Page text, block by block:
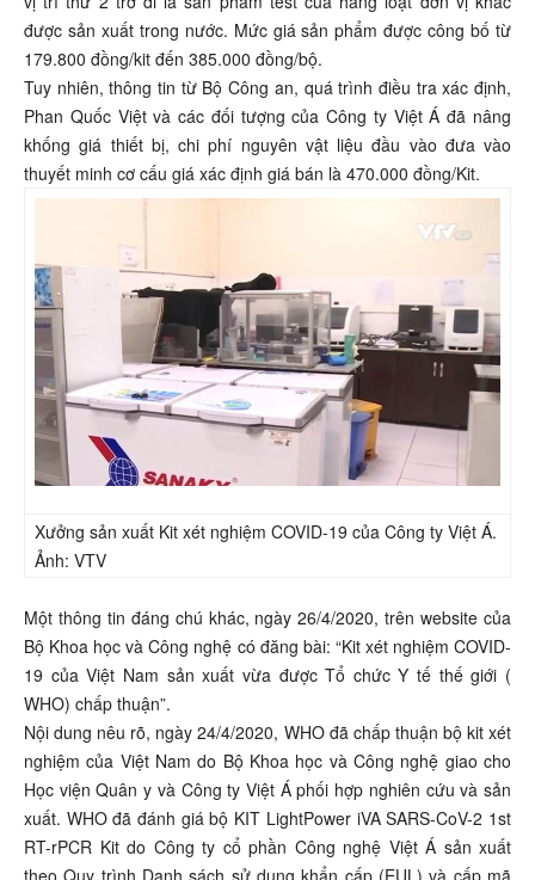
được sản xuất trong nước. Mức giá sản phẩm được công bố từ
179.800 đồng/kit đến 385.000 đồng/bộ.
Tuy nhiên, thông tin từ Bộ Công an, quá trình điều tra xác định,
Phan Quốc Việt và các đối tượng của Công ty Việt Á đã nâng
khống giá thiết bị, chi phí nguyên vật liệu đầu vào đưa vào
thuyết minh cơ cấu giá xác định giá bán là 470.000 đồng/Kit.
Xưởng sản xuất Kit xét nghiệm COVID-19 của Công ty Việt Á.
Ảnh: VTV
Một thông tin đáng chú khác, ngày 26/4/2020, trên website của
Bộ Khoa học và Công nghệ có đăng bài: “Kit xét nghiệm COVID-
19 của Việt Nam sản xuất vừa được Tổ chức Y tế thế giới (
WHO) chấp thuận”.
Nội dung nêu rõ, ngày 24/4/2020, WHO đã chấp thuận bộ kit xét
nghiệm của Việt Nam do Bộ Khoa học và Công nghệ giao cho
Học viện Quân y và Công ty Việt Á phối hợp nghiên cứu và sản
xuất. WHO đã đánh giá bộ KIT LightPower iVA SARS-CoV-2 1st
RT-rPCR Kit do Công ty cổ phần Công nghệ Việt Á sản xuất
theo Quy trình Danh sách sử dụng khẩn cấp (EUL) và cấp mã